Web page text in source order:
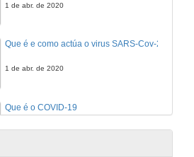
1 de abr. de 2020
Que é e como actúa o virus SARS-Cov-2
1 de abr. de 2020
Que é o COVID-19
1 de abr. de 2020